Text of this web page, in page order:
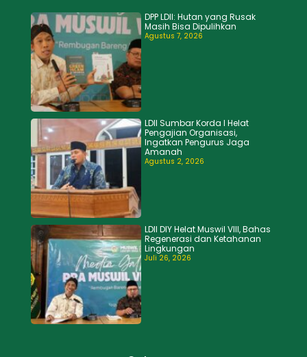
DPP LDII: Hutan yang Rusak
Masih Bisa Dipulihkan
Agustus 7, 2026
LDII Sumbar Korda I Helat
Pengajian Organisasi,
Ingatkan Pengurus Jaga
Amanah
Agustus 2, 2026
LDII DIY Helat Muswil VIII, Bahas
Regenerasi dan Ketahanan
Lingkungan
Juli 26, 2026